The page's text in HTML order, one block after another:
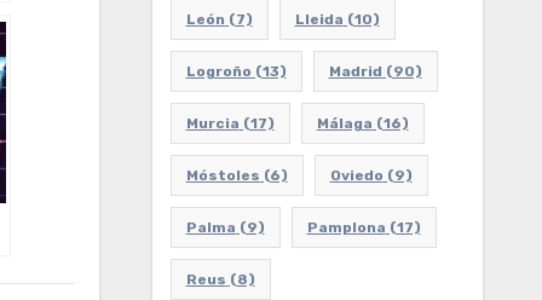
León (7) Lleida (10)
Logroño (13) Madrid (90)
Murcia (17) Málaga (16)
Móstoles (6) Oviedo (9)
Palma (9) Pamplona (17)
Reus (8)